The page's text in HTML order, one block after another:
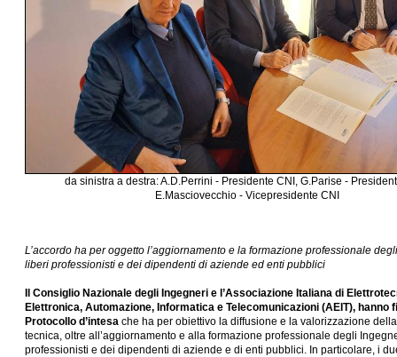
da sinistra a destra: A.D.Perrini - Presidente CNI, G.Parise -
E.Masciovecchio - Vicepresidente CNI
L’accordo ha per oggetto l’aggiornamento e la formazione professionale
liberi professionisti e dei dipendenti di aziende ed enti pubblici
Il Consiglio Nazionale degli Ingegneri e l’Associazione Italiana di
Elettronica, Automazione, Informatica e Telecomunicazioni (AEIT), hanno
Protocollo d’intesa che ha per obiettivo la diffusione e la valorizzazione
tecnica, oltre all’aggiornamento e alla formazione professionale degli
professionisti e dei dipendenti di aziende e di enti pubblici. In particolare, i